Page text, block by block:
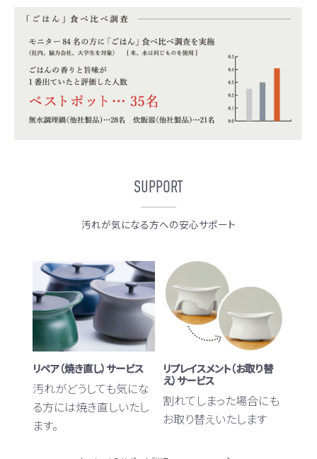
SUPPORT
汚れが気になる方への安心サポート
リペア（焼き直し）サービス
汚れがどうしても気にな
る方には焼き直しいたし
ます。
リプレイスメント（お取り替
え）サービス
割れてしまった場合にも
お取り替えいたします